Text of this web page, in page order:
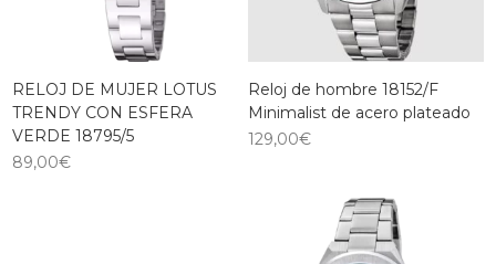
RELOJ DE MUJER LOTUS
TRENDY CON ESFERA
VERDE 18795/5
89,00€
Reloj de hombre 18152/F
Minimalist de acero plateado
129,00€